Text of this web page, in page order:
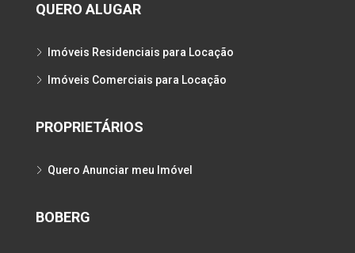
QUERO ALUGAR
Imóveis Residenciais para Locação
Imóveis Comerciais para Locação
PROPRIETÁRIOS
Quero Anunciar meu Imóvel
BOBERG